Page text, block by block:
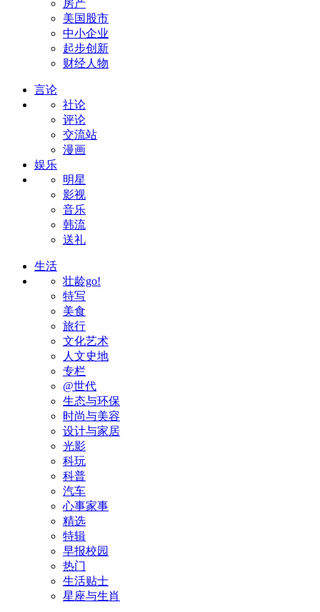
房产
美国股市
中小企业
起步创新
财经人物
言论
社论
评论
交流站
漫画
娱乐
明星
影视
音乐
韩流
送礼
生活
壮龄go!
特写
美食
旅行
文化艺术
人文史地
专栏
@世代
生态与环保
时尚与美容
设计与家居
光影
科玩
科普
汽车
心事家事
精选
特辑
早报校园
热门
生活贴士
星座与生肖